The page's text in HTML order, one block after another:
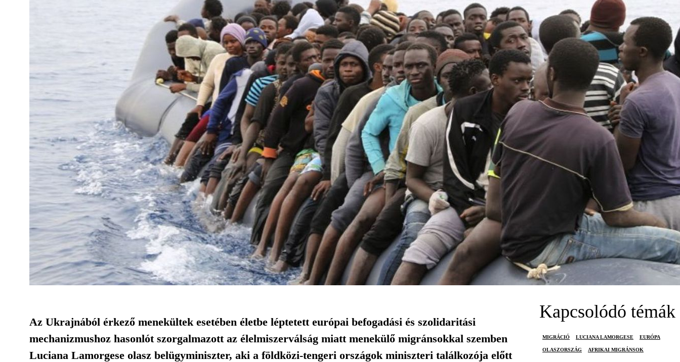
Az Ukrajnából érkező menekültek esetében életbe léptetett európai befogadási és szolidaritási
mechanizmushoz hasonlót szorgalmazott az élelmiszerválság miatt menekülő migránsokkal szemben
Luciana Lamorgese olasz belügyminiszter, aki a földközi-tengeri országok miniszteri találkozója előtt
Kapcsolódó témák
MIGRÁCIÓ LUCIANA LAMORGESE EURÓPA
OLASZORSZÁG AFRIKAI MIGRÁNSOK